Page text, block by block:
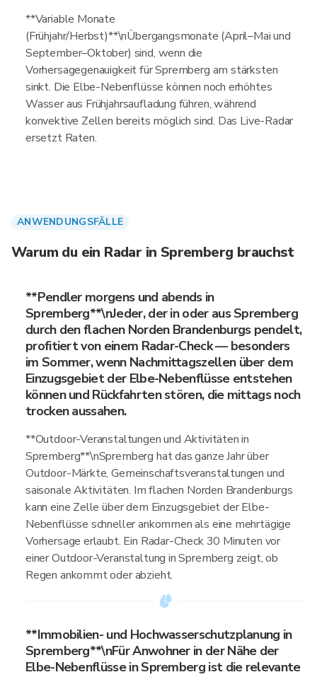
**Variable Monate
(Frühjahr/Herbst)**\nÜbergangsmonate (April–Mai und
September–Oktober) sind, wenn die
Vorhersagegenauigkeit für Spremberg am stärksten
sinkt. Die Elbe-Nebenflüsse können noch erhöhtes
Wasser aus Frühjahrsaufladung führen, während
konvektive Zellen bereits möglich sind. Das Live-Radar
ersetzt Raten.
ANWENDUNGSFÄLLE
Warum du ein Radar in Spremberg brauchst
**Pendler morgens und abends in
Spremberg**\nJeder, der in oder aus Spremberg
durch den flachen Norden Brandenburgs pendelt,
profitiert von einem Radar-Check — besonders
im Sommer, wenn Nachmittagszellen über dem
Einzugsgebiet der Elbe-Nebenflüsse entstehen
können und Rückfahrten stören, die mittags noch
trocken aussahen.
**Outdoor-Veranstaltungen und Aktivitäten in
Spremberg**\nSpremberg hat das ganze Jahr über
Outdoor-Märkte, Gemeinschaftsveranstaltungen und
saisonale Aktivitäten. Im flachen Norden Brandenburgs
kann eine Zelle über dem Einzugsgebiet der Elbe-
Nebenflüsse schneller ankommen als eine mehrtägige
Vorhersage erlaubt. Ein Radar-Check 30 Minuten vor
einer Outdoor-Veranstaltung in Spremberg zeigt, ob
Regen ankommt oder abzieht.
**Immobilien- und Hochwasserschutzplanung in
Spremberg**\nFür Anwohner in der Nähe der
Elbe-Nebenflüsse in Spremberg ist die relevante